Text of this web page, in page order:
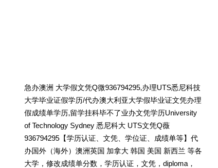
急办澳洲 大学假文凭Q微936794295,办理UTS悉尼科技
大学毕业证假学历/代办澳大利亚大学假毕业证文凭办理
假成绩单学历,留学挂科毕不了业办文凭学历University
of Technology Sydney 悉尼科大 UTS文凭Q薇
936794295【学历认证、文凭、学位证、成绩单等】代
办国外（海外）澳洲英国 加拿大 韩国 美国 新西兰 等各
大学，修改成绩单分数，学历认证，文凭，diploma，